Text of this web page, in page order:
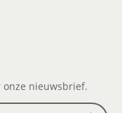
onze nieuwsbrief.